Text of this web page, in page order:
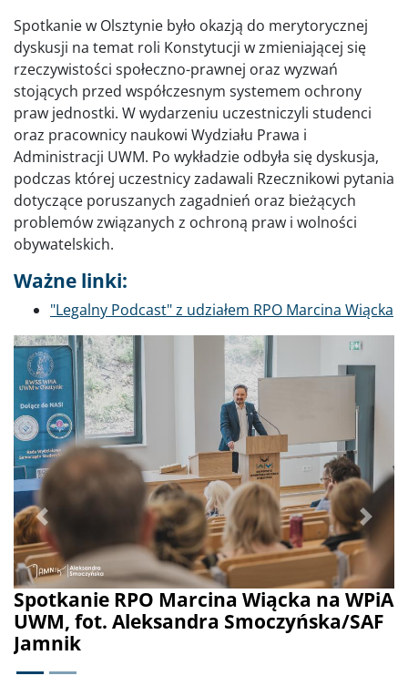
Spotkanie w Olsztynie było okazją do merytorycznej
dyskusji na temat roli Konstytucji w zmieniającej się
rzeczywistości społeczno-prawnej oraz wyzwań
stojących przed współczesnym systemem ochrony
praw jednostki. W wydarzeniu uczestniczyli studenci
oraz pracownicy naukowi Wydziału Prawa i
Administracji UWM. Po wykładzie odbyła się dyskusja,
podczas której uczestnicy zadawali Rzecznikowi pytania
dotyczące poruszanych zagadnień oraz bieżących
problemów związanych z ochroną praw i wolności
obywatelskich.
Ważne linki:
"Legalny Podcast" z udziałem RPO Marcina Wiącka
na WPiA
SAF
RPO Marcin Wiącek
Uniwersytecie Warmiński-
Poprzednie Dalej